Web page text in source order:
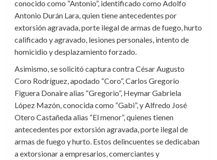
conocido como “Antonio”, identificado como Adolfo
Antonio Durán Lara, quien tiene antecedentes por
extorsión agravada, porte ilegal de armas de fuego, hurto
calificado y agravado, lesiones personales, intento de
homicidio y desplazamiento forzado.
Asimismo, se solicitó captura contra César Augusto
Coro Rodríguez, apodado “Coro”, Carlos Gregorio
Figuera Donaire alias “Gregorio”, Heymar Gabriela
López Mazón, conocida como “Gabi”, y Alfredo José
Otero Castañeda alias “El menor”, quienes tienen
antecedentes por extorsión agravada, porte ilegal de
armas de fuego y hurto. Estos delincuentes se dedicaban
a extorsionar a empresarios, comerciantes y